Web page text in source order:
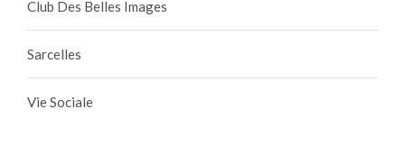
Club Des Belles Images
Sarcelles
Vie Sociale